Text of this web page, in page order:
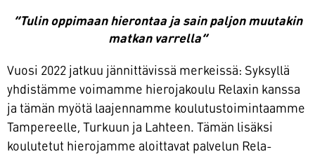
”Tulin oppimaan hierontaa ja sain paljon muutakin
matkan varrella”
Vuosi 2022 jatkuu jännittävissä merkeissä: Syksyllä
yhdistämme voimamme hierojakoulu Relaxin kanssa
ja tämän myötä laajennamme koulutustoimintaamme
Tampereelle, Turkuun ja Lahteen. Tämän lisäksi
koulutetut hierojamme aloittavat palvelun Rela-